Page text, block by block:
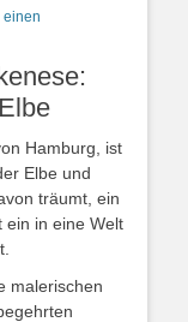
einen
Hamburg, ist
Elbe und
träumt, ein
ein in eine Welt
malerischen